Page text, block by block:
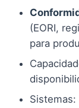
(EORI,
para